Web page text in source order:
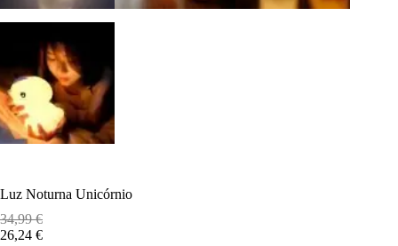
Luz Noturna Unicórnio
34,99€
26,24 €